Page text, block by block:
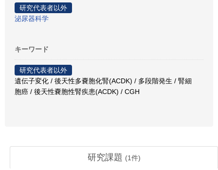
研究代表者以外
泌尿器科学
キーワード
研究代表者以外
遺伝子変化 / 後天性多嚢胞化腎(ACDK) / 多段階発生 / 腎細
胞癌 / 後天性嚢胞性腎疾患(ACDK) / CGH
研究課題 (1件)